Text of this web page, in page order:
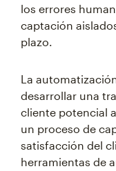
los errores
captación
plazo.
La
desarrollar una
cliente potencial
un proceso de
satisfacción del
herramientas de